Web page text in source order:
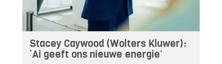
Stacey Caywood (Wolters Kluwer):
‘Ai geeft ons nieuwe energie’